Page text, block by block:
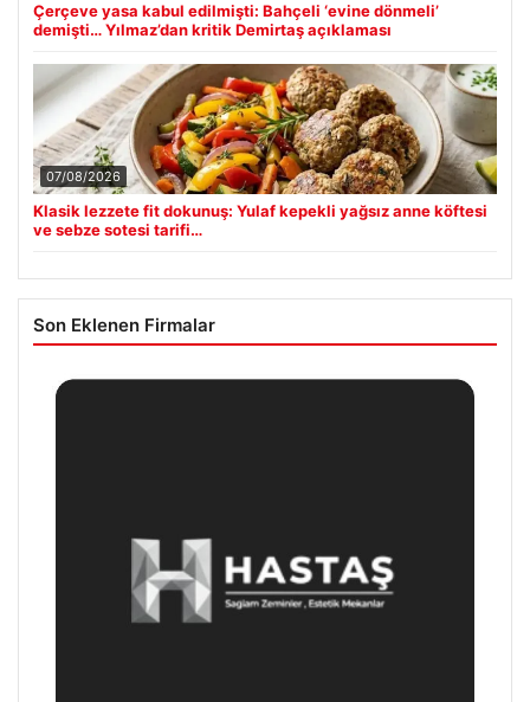
Çerçeve yasa kabul edilmişti: Bahçeli ‘evine dönmeli’
demişti… Yılmaz’dan kritik Demirtaş açıklaması
07/08/2026
Klasik lezzete fit dokunuş: Yulaf kepekli yağsız anne köftesi
ve sebze sotesi tarifi…
Son Eklenen Firmalar